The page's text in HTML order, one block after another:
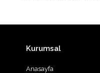
Kurumsal
Anasayfa